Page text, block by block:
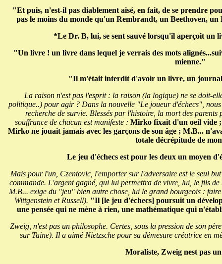
"Et puis, n'est-il pas diablement aisé, en fait, de se prendre
pas le moins du monde qu'un Rembrandt, un Beethoven,
*Le Dr. B, lui, se sent sauvé lorsqu'il aperçoit un
"Un livre ! un livre dans lequel je verrais des mots
mienne."
"Il m'était interdit d'avoir un livre, un
La raison n'est pas l'esprit : la raison (la logique) ne se doit-
politique..) pour agir ? Dans la nouvelle "Le joueur d'échecs",
recherche de survie. Blessés par l'histoire, la mort des
souffrance de chacun est manifeste : Mirko fixait d'un oeil vide
Mirko ne jouait jamais avec les garçons de son âge ; M.B...
totale décrépitude de
Le jeu d'échecs est pour les deux un moyen
Mais pour l'un, Czentovic, l'emporter sur l'adversaire est le seul
commande. L'argent gagné, qui lui permettra de vivre, lui, le fils
M.B... exige du "jeu" bien autre chose, lui le grand bourgeois :
Wittgenstein et Russell). "Il [le jeu d'échecs] poursuit un
une pensée qui ne mène à rien, une mathématique qui
Zweig, n'est pas un philosophe. Certes, sous la pression de son
sur Taine). Il a aimé Nietzsche pour sa démesure créatrice en
Moraliste, Zweig nest pas